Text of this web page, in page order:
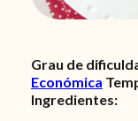
Grau de
Económica
Ingredientes: